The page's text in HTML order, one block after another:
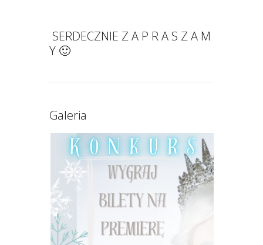
SERDECZNIE Z A P R A S Z A M
Y 🙂
Galeria